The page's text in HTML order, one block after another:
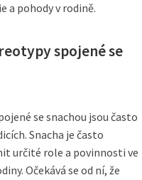
a pohody v rodině.
spojené se
se snachou jsou často
Snacha je často
určité role a povinnosti ve
Očekává se od ní, že